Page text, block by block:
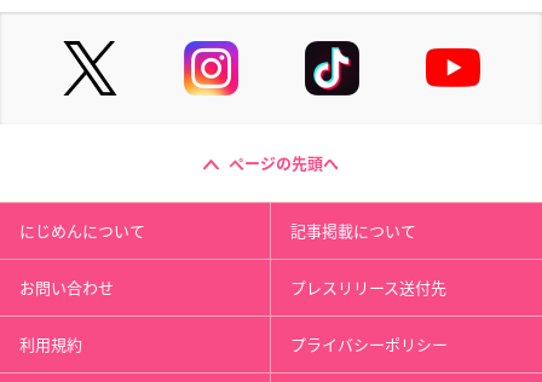
ページの先頭へ
にじめんについて 記事掲載について
お問い合わせ プレスリリース送付先
利用規約 プライバシーポリシー